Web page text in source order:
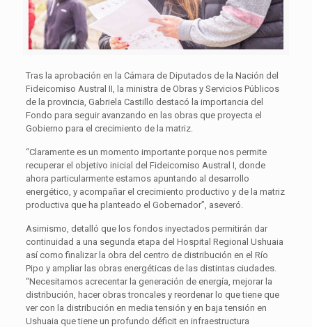
Tras la aprobación en la Cámara de Diputados de la Nación del
Fideicomiso Austral II, la ministra de Obras y Servicios Públicos
de la provincia, Gabriela Castillo destacó la importancia del
Fondo para seguir avanzando en las obras que proyecta el
Gobierno para el crecimiento de la matriz.
“Claramente es un momento importante porque nos permite
recuperar el objetivo inicial del Fideicomiso Austral I, donde
ahora particularmente estamos apuntando al desarrollo
energético, y acompañar el crecimiento productivo y de la matriz
productiva que ha planteado el Gobernador”, aseveró.
Asimismo, detalló que los fondos inyectados permitirán dar
continuidad a una segunda etapa del Hospital Regional Ushuaia
así como finalizar la obra del centro de distribución en el Río
Pipo y ampliar las obras energéticas de las distintas ciudades.
“Necesitamos acrecentar la generación de energía, mejorar la
distribución, hacer obras troncales y reordenar lo que tiene que
ver con la distribución en media tensión y en baja tensión en
Ushuaia que tiene un profundo déficit en infraestructura